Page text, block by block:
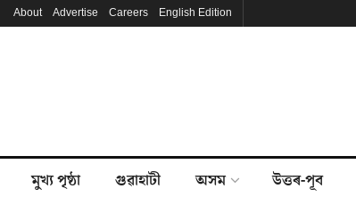
About Advertise Careers English Edition
মুখ্য পৃষ্ঠা গুৱাহাটী অসম উত্তৰ-পূব